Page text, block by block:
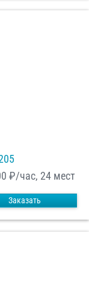
₽/час, 24 мест
Заказать